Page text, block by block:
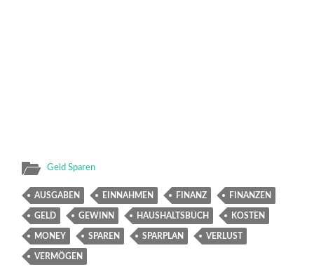
Geld Sparen
AUSGABEN EINNAHMEN FINANZ FINANZEN
GELD GEWINN HAUSHALTSBUCH KOSTEN
MONEY SPAREN SPARPLAN VERLUST
VERMÖGEN